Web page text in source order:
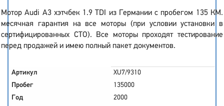
Мотор Audi A3 хэтчбек 1.9 TDI из Германии с пробегом 135 КМ.
месячная гарантия на все моторы (при условии установки в
сертифицированных СТО). Все моторы проходят тестирование
перед продажей и имею полный пакет документов.
Артикул
XU7/9310
Пробег
135000
Год
2000